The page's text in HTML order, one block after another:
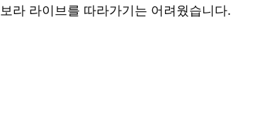
라 라이브를 따라가기는 어려웠습니다.